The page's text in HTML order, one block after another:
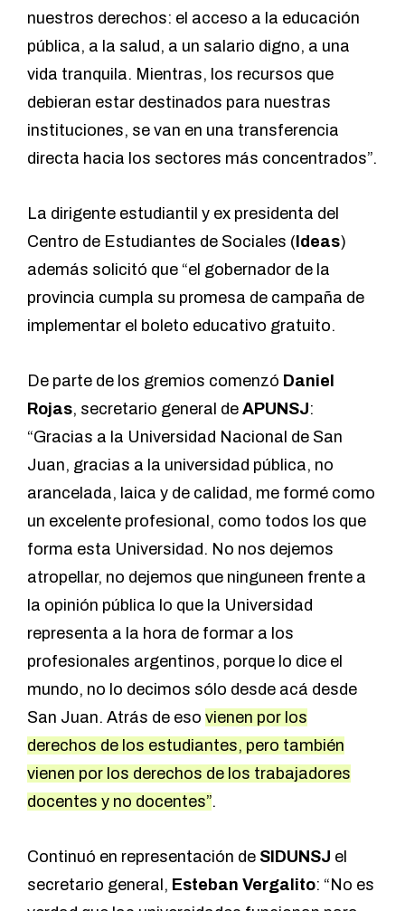
nuestros derechos: el acceso a la educación
pública, a la salud, a un salario digno, a una
vida tranquila. Mientras, los recursos que
debieran estar destinados para nuestras
instituciones, se van en una transferencia
directa hacia los sectores más concentrados”.
La dirigente estudiantil y ex presidenta del
Centro de Estudiantes de Sociales (Ideas)
además solicitó que “el gobernador de la
provincia cumpla su promesa de campaña de
implementar el boleto educativo gratuito.
De parte de los gremios comenzó Daniel
Rojas, secretario general de APUNSJ:
“Gracias a la Universidad Nacional de San
Juan, gracias a la universidad pública, no
arancelada, laica y de calidad, me formé como
un excelente profesional, como todos los que
forma esta Universidad. No nos dejemos
atropellar, no dejemos que ninguneen frente a
la opinión pública lo que la Universidad
representa a la hora de formar a los
profesionales argentinos, porque lo dice el
mundo, no lo decimos sólo desde acá desde
San Juan. Atrás de eso vienen por los
derechos de los estudiantes, pero también
vienen por los derechos de los trabajadores
docentes y no docentes”.
Continuó en representación de SIDUNSJ el
secretario general, Esteban Vergalito: “No es